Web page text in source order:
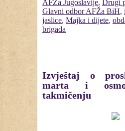
AFŽa Jugoslavije, Drugi
Glavni odbor AFŽa BiH,
jaslice, Majka i dijete,
brigada
Izvještaj o
marta i
takmičenju